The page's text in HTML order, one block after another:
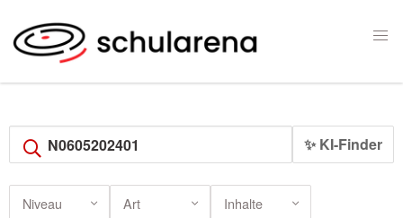
✨ KI-Finder
Niveau Art Inhalte